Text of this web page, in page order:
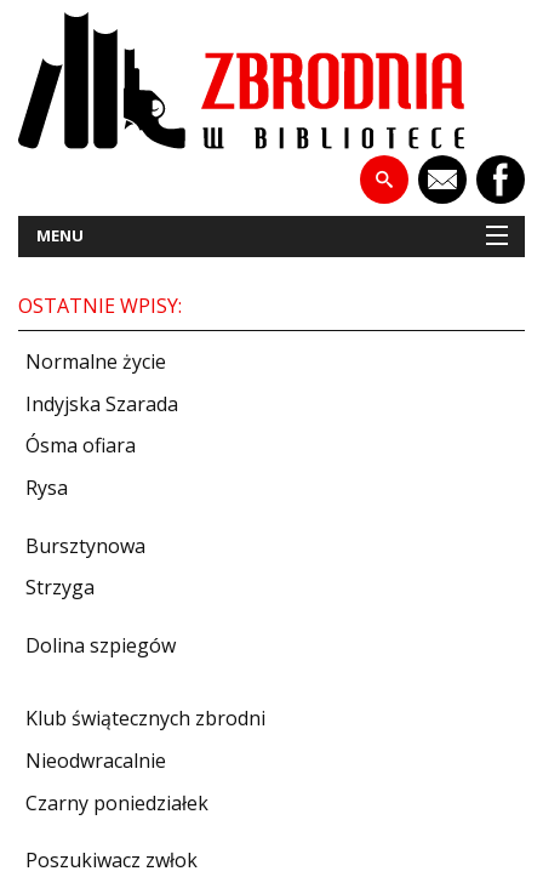
MENU
PATRONATY
WYWIADY
RECENZJE
DO CZYTANIA
KONTAKT
OSTATNIE WPISY:
Normalne życie
Indyjska Szarada
Ósma ofiara
Rysa
Bursztynowa
Strzyga
Dolina szpiegów
Klub świątecznych zbrodni
Nieodwracalnie
Czarny poniedziałek
Poszukiwacz zwłok